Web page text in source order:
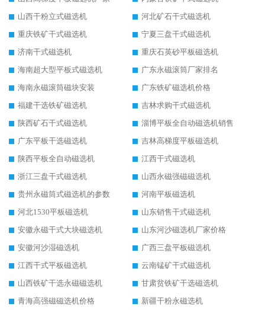
山西干粉立式磁选机
河北矿石干式磁选机
重庆铁矿干式磁选机
宁夏三盘干式磁选机
济南干式磁选机
重庆石英砂平板磁选机
海南超大型平板式磁选机
广东永磁滚筒厂家排名
海南永磁滚筒磁块安装
广东铁矿磁选机价格
福建干选铁矿磁选机
吉林求购干式磁选机
陕西矿石干式磁选机
淄博平板全自动磁选机销售
广东平板干选磁选机
吉林高梯度平板磁选机
陕西平板全自动磁选机
江西干式磁选机
浙江三盘干式磁选机
山西永磁强磁磁选机
贵州永磁筒式磁选机的参数
河南平板磁选机
河北1530平板磁选机
山东销售干式磁选机
安徽永磁干式大块磁选机
山东河沙磁选机厂家价格
安徽河沙湿磁选机
广西三盘平板磁选机
江西干式平板磁选机
云南锰矿干式磁选机
山西铁矿干选永磁磁选机
甘肃贫铁矿干选磁选机
青海高强磁磁选机价格
新疆干粉永磁选机